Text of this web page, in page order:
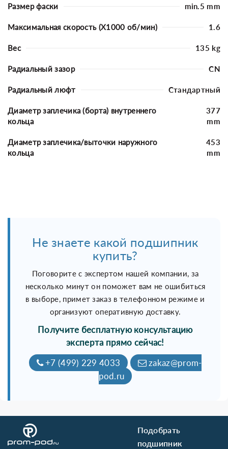
Размер фаски min.5 mm
Максимальная скорость (X1000 об/мин) 1.6
Вес 135 kg
Радиальный зазор CN
Радиальный люфт Стандартный
Диаметр заплечика (борта) внутреннего
кольца
377
mm
Диаметр заплечика/выточки наружного
кольца
453
mm
Не знаете какой подшипник
купить?
Поговорите с экспертом нашей компании, за
несколько минут он поможет вам не ошибиться
в выборе, примет заказ в телефонном режиме и
организуют оперативную доставку.
Получите бесплатную консультацию
эксперта прямо сейчас!
+7 (499) 229 4033
zakaz@prom-
pod.ru
Подобрать
подшипник